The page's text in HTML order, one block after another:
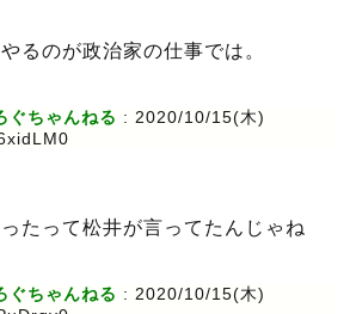
るのが政治家の仕事では。
ぐちゃんねる : 2020/10/15(木)
たって松井が言ってたんじゃね
ぐちゃんねる : 2020/10/15(木)